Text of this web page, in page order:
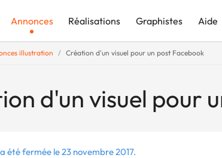
Annonces Réalisations Graphistes Aide
illustration Création d'un visuel pour un post Facebook
d'un visuel pour
été fermée le 23 novembre 2017.